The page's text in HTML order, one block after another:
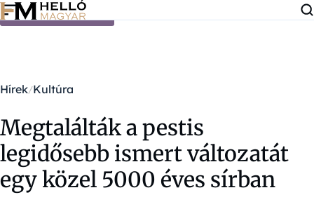
Ugrás a tartalomra
Hírek Kultúra
Megtalálták a pestis
legidősebb ismert változatát
egy közel 5000 éves sírban